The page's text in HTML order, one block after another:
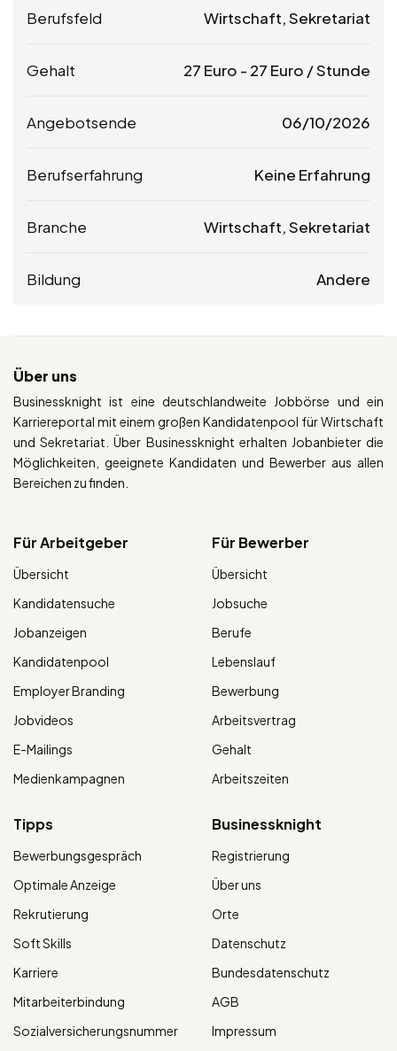
Berufsfeld Wirtschaft, Sekretariat
Gehalt 27 Euro - 27 Euro / Stunde
Angebotsende 06/10/2026
Berufserfahrung Keine Erfahrung
Branche Wirtschaft, Sekretariat
Bildung Andere
Über uns
Businessknight ist eine deutschlandweite Jobbörse und ein
Karriereportal mit einem großen Kandidatenpool für Wirtschaft
und Sekretariat. Über Businessknight erhalten Jobanbieter die
Möglichkeiten, geeignete Kandidaten und Bewerber aus allen
Bereichen zu finden.
Für Arbeitgeber
Übersicht
Kandidatensuche
Jobanzeigen
Kandidatenpool
Employer Branding
Jobvideos
E-Mailings
Medienkampagnen
Für Bewerber
Übersicht
Jobsuche
Berufe
Lebenslauf
Bewerbung
Arbeitsvertrag
Gehalt
Arbeitszeiten
Tipps
Bewerbungsgespräch
Optimale Anzeige
Rekrutierung
Soft Skills
Karriere
Mitarbeiterbindung
Sozialversicherungsnummer
Businessknight
Registrierung
Über uns
Orte
Datenschutz
Bundesdatenschutz
AGB
Impressum